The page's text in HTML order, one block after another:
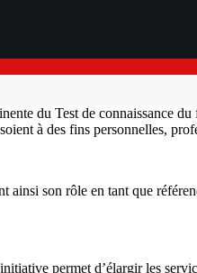
du Test de connaissance
à des fins personnelles,
son rôle en tant que
permet d’élargir les